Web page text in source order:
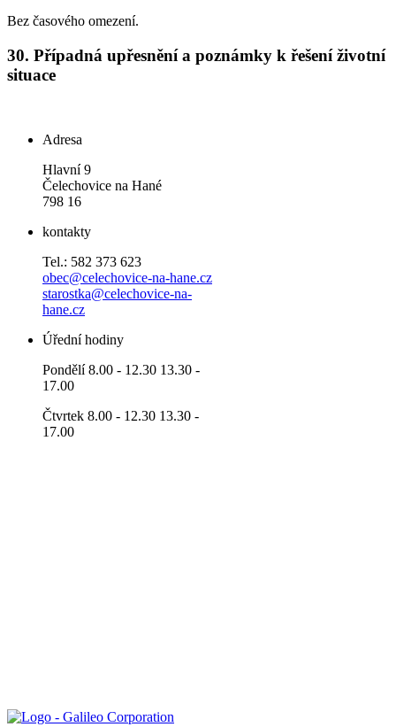
Bez časového omezení.
30. Případná upřesnění a poznámky k řešení životní
situace
Adresa
Hlavní 9
Čelechovice na Hané
798 16
kontakty
Tel.: 582 373 623
obec@celechovice-na-hane.cz
starostka@celechovice-na-
hane.cz
Úřední hodiny
Pondělí 8.00 - 12.30 13.30 -
17.00
Čtvrtek 8.00 - 12.30 13.30 -
17.00